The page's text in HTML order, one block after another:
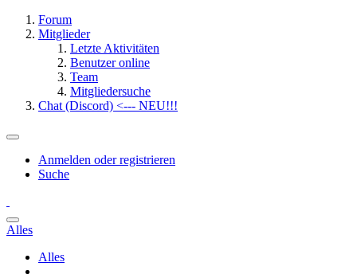
Forum
Mitglieder
Letzte Aktivitäten
Benutzer online
Team
Mitgliedersuche
Chat (Discord) <--- NEU!!!
Anmelden oder registrieren
Suche
Alles
Alles